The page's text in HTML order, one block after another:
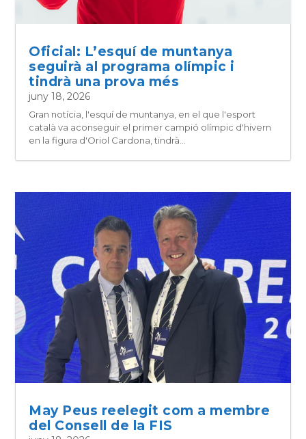
Oficial: L’esquí de muntanya
seguirà al programa olímpic i
tindrà una prova més
juny 18, 2026
Gran notícia, l'esquí de muntanya, en el que l'esport
català va aconseguir el primer campió olímpic d'hivern
en la figura d'Oriol Cardona, tindrà...
May Peus reelegit com a membre
del Consell de la FIS